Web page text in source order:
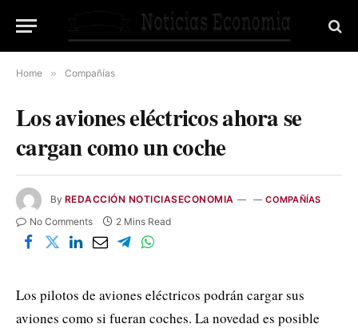
Home » Compañías
Los aviones eléctricos ahora se
cargan como un coche
By REDACCIÓN NOTICIASECONOMIA COMPAÑÍAS
No Comments 2 Mins Read
Los pilotos de aviones eléctricos podrán cargar sus
aviones como si fueran coches. La novedad es posible